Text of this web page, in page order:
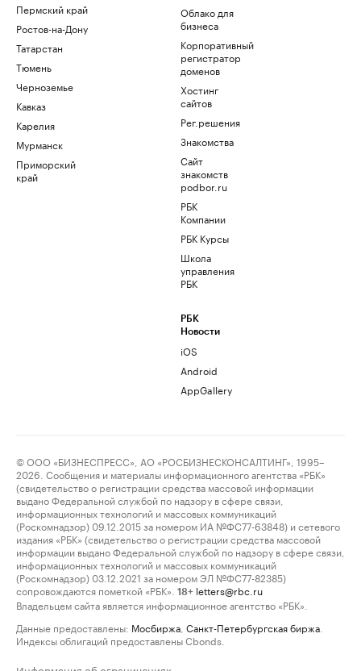
Пермский край
Ростов-на-Дону
Татарстан
Тюмень
Черноземье
Кавказ
Карелия
Мурманск
Приморский
край
Облако для
бизнеса
Корпоративный
регистратор
доменов
Хостинг
сайтов
Рег.решения
Знакомства
Сайт
знакомств
podbor.ru
РБК
Компании
РБК Курсы
Школа
управления
РБК
РБК
Новости
iOS
Android
AppGallery
© ООО «БИЗНЕСПРЕСС», АО «РОСБИЗНЕСКОНСАЛТИНГ», 1995–
2026. Сообщения и материалы информационного агентства «РБК»
(свидетельство о регистрации средства массовой информации
выдано Федеральной службой по надзору в сфере связи,
информационных технологий и массовых коммуникаций
(Роскомнадзор) 09.12.2015 за номером ИА №ФС77-63848) и сетевого
издания «РБК» (свидетельство о регистрации средства массовой
информации выдано Федеральной службой по надзору в сфере связи,
информационных технологий и массовых коммуникаций
(Роскомнадзор) 03.12.2021 за номером ЭЛ №ФС77-82385)
сопровождаются пометкой «РБК».
18+ letters@rbc.ru
Владельцем сайта является информационное агентство «РБК».
Данные предоставлены: Мосбиржа Санкт-Петербургская биржа
Индексы облигаций предоставлены Cbonds.